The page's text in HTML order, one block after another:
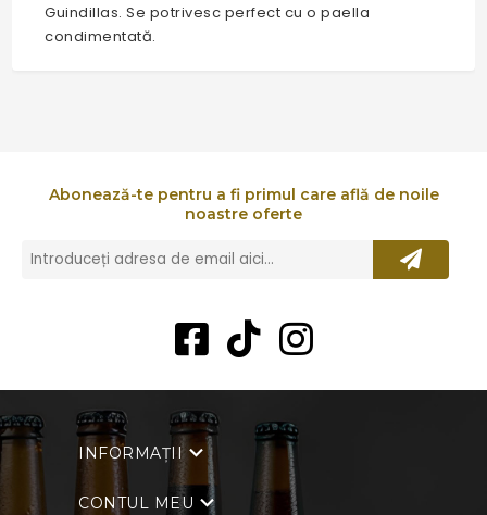
Guindillas. Se potrivesc perfect cu o paella
condimentată.
Abonează-te pentru a fi primul care află de noile
noastre oferte
INFORMAȚII
CONTUL MEU